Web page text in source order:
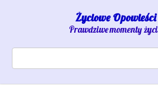
Życiowe Opowieści
Prawdziwe momenty